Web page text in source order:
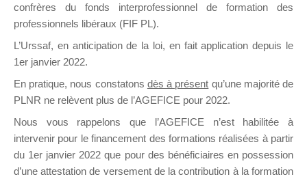
DIRIGEANT
Groupe Public
il y a un mois
confrères du fonds interprofessionnel de formation des
professionnels libéraux (FIF PL).
L’Urssaf, en anticipation de la loi, en fait application depuis le
1er janvier 2022.
En pratique, nous constatons dès à présent qu’une majorité de
PLNR ne relèvent plus de l’AGEFICE pour 2022.
Nous vous rappelons que l’AGEFICE n’est habilitée à
intervenir pour le financement des formations réalisées à partir
du 1er janvier 2022 que pour des bénéficiaires en possession
d’une attestation de versement de la contribution à la formation